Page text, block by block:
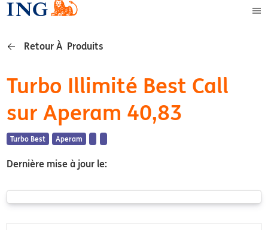
Retour À Produits
Turbo Illimité Best Call
sur Aperam 40,83
Turbo Best Aperam
Dernière mise à jour le: